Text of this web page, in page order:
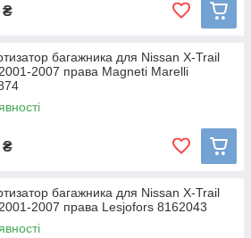
₴
багажника для Nissan X-Trail
2007 права Magneti Marelli
₴
багажника для Nissan X-Trail
2007 права Lesjofors 8162043